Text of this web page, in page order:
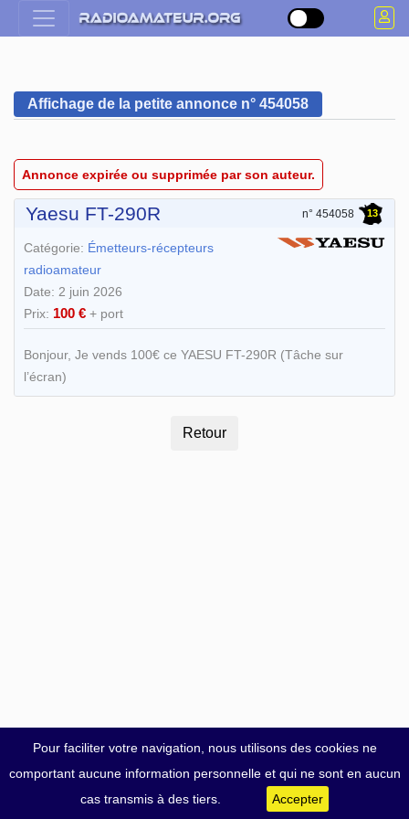
Pour faciliter votre navigation, nous utilisons des cookies ne
comportant aucune information personnelle et qui ne sont en aucun
cas transmis à des tiers.
Accepter
Affichage de la petite annonce n° 454058
Annonce expirée ou supprimée par son auteur.
Yaesu FT-290R n° 454058 13
Catégorie: Émetteurs-récepteurs
radioamateur
Date: 2 juin 2026
Prix: 100 € + port
Bonjour, Je vends 100€ ce YAESU FT-290R (Tâche sur
l’écran)